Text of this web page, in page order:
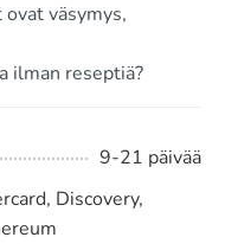
väsymys,
ilman reseptiä?
9-21 päivää
Discovery,